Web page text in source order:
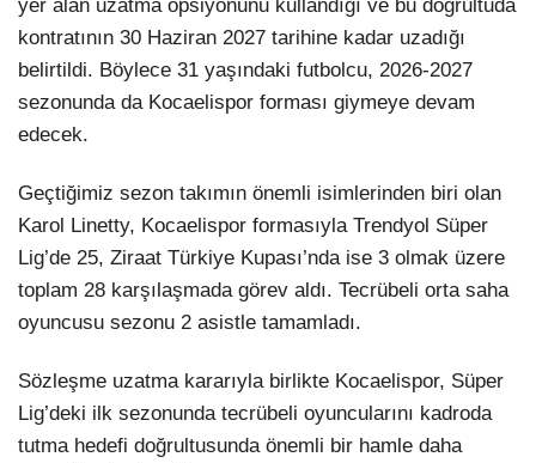
yer alan uzatma opsiyonunu kullandığı ve bu doğrultuda
kontratının 30 Haziran 2027 tarihine kadar uzadığı
belirtildi. Böylece 31 yaşındaki futbolcu, 2026-2027
sezonunda da Kocaelispor forması giymeye devam
edecek.
Geçtiğimiz sezon takımın önemli isimlerinden biri olan
Karol Linetty, Kocaelispor formasıyla Trendyol Süper
Lig’de 25, Ziraat Türkiye Kupası’nda ise 3 olmak üzere
toplam 28 karşılaşmada görev aldı. Tecrübeli orta saha
oyuncusu sezonu 2 asistle tamamladı.
Sözleşme uzatma kararıyla birlikte Kocaelispor, Süper
Lig’deki ilk sezonunda tecrübeli oyuncularını kadroda
tutma hedefi doğrultusunda önemli bir hamle daha